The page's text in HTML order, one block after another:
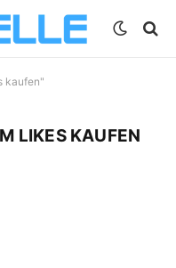
kaufen"
LIKES KAUFEN